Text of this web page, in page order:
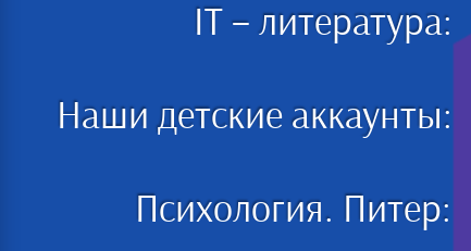
IT – литература:
Наши детские аккаунты:
Психология. Питер: